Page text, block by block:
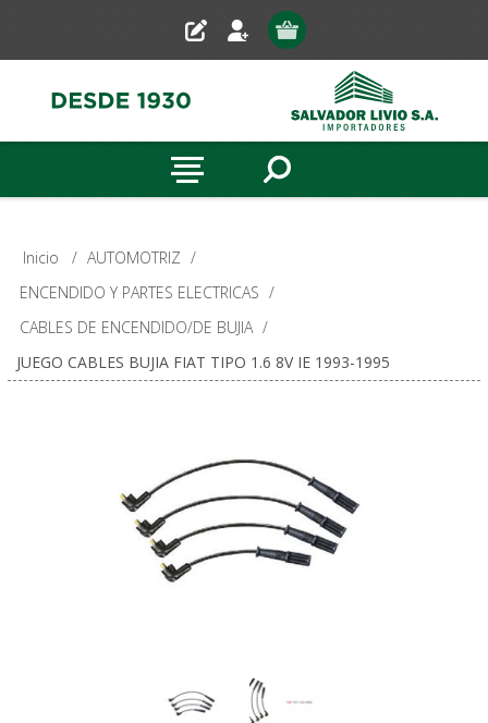
Inicio / AUTOMOTRIZ /
ENCENDIDO Y PARTES ELECTRICAS /
CABLES DE ENCENDIDO/DE BUJIA /
JUEGO CABLES BUJIA FIAT TIPO 1.6 8V IE 1993-1995